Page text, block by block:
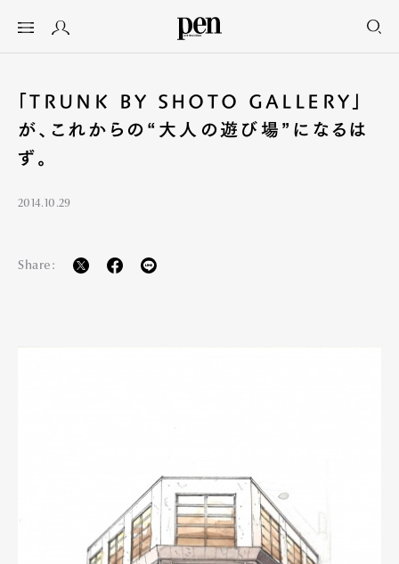
「TRUNK BY SHOTO GALLERY」
が、これからの“大人の遊び場”になるは
ず。
2014.10.29
Share: